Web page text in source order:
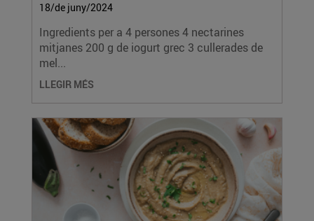
18/de juny/2024
Ingredients per a 4 persones 4 nectarines
mitjanes 200 g de iogurt grec 3 cullerades de
mel...
LLEGIR MÉS